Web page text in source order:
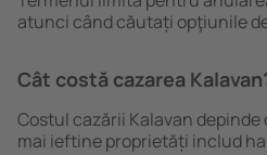
atunci când căutați opţiunile
Cât costă cazarea
Costul cazării Kalavan
mai ieftine proprietăți includ